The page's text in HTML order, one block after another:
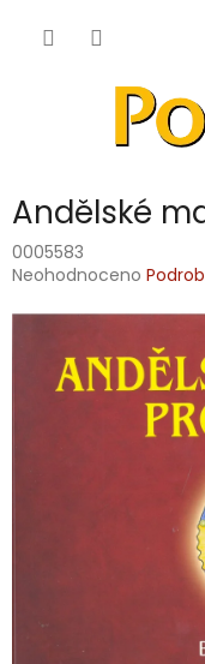
Andělské
0005583
Průměrné
produktu
Neohodnoceno